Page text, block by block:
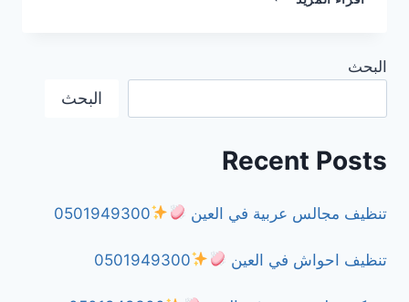
البحث
البحث
Recent Posts
تنظيف مجالس عربية في العين 0501949300
تنظيف احواش في العين 0501949300